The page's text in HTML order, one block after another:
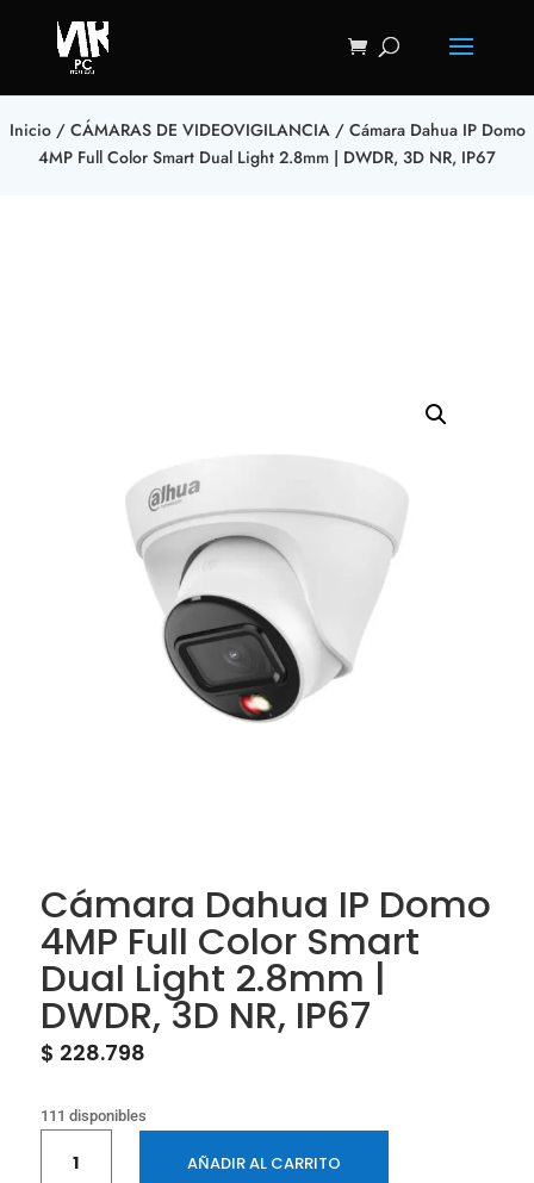
Inicio/ CÁMARAS DE VIDEOVIGILANCIA/ Cámara Dahua IP Domo
4MP Full Color Smart Dual Light 2.8mm | DWDR, 3D NR, IP67
Cámara Dahua IP Domo
4MP Full Color Smart
Dual Light 2.8mm |
DWDR, 3D NR, IP67
$ 228.798
111 disponibles
Dahua
AÑADIR AL CARRITO